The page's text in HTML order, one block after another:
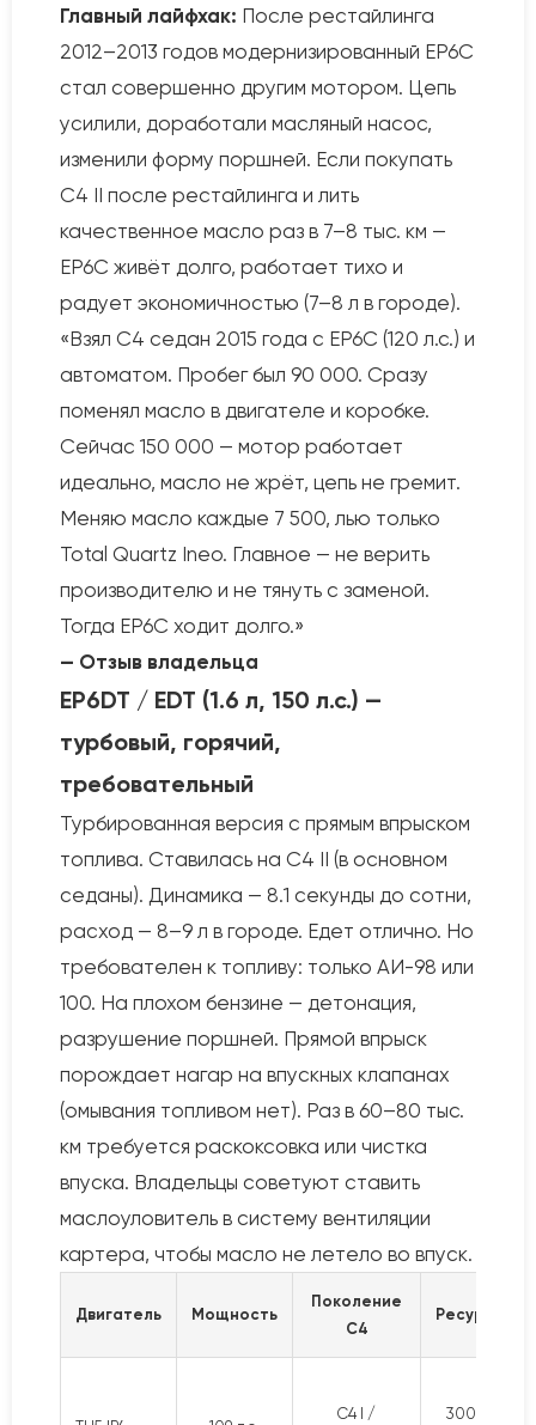
Главный лайфхак: После рестайлинга
2012–2013 годов модернизированный EP6C
стал совершенно другим мотором. Цепь
усилили, доработали масляный насос,
изменили форму поршней. Если покупать
C4 II после рестайлинга и лить
качественное масло раз в 7–8 тыс. км —
EP6C живёт долго, работает тихо и
радует экономичностью (7–8 л в городе).
«Взял C4 седан 2015 года с EP6C (120 л.с.) и
автоматом. Пробег был 90 000. Сразу
поменял масло в двигателе и коробке.
Сейчас 150 000 — мотор работает
идеально, масло не жрёт, цепь не гремит.
Меняю масло каждые 7 500, лью только
Total Quartz Ineo. Главное — не верить
производителю и не тянуть с заменой.
Тогда EP6C ходит долго.»
— Отзыв владельца
EP6DT / EDT (1.6 л, 150 л.с.) —
турбовый, горячий,
требовательный
Турбированная версия с прямым впрыском
топлива. Ставилась на C4 II (в основном
седаны). Динамика — 8.1 секунды до сотни,
расход — 8–9 л в городе. Едет отлично. Но
требователен к топливу: только АИ-98 или
100. На плохом бензине — детонация,
разрушение поршней. Прямой впрыск
порождает нагар на впускных клапанах
(омывания топливом нет). Раз в 60–80 тыс.
км требуется раскоксовка или чистка
впуска. Владельцы советуют ставить
маслоуловитель в систему вентиляции
картера, чтобы масло не летело во впуск.
Двигатель Мощность
Поколение
C4
Ресурс
C4 I / 300+